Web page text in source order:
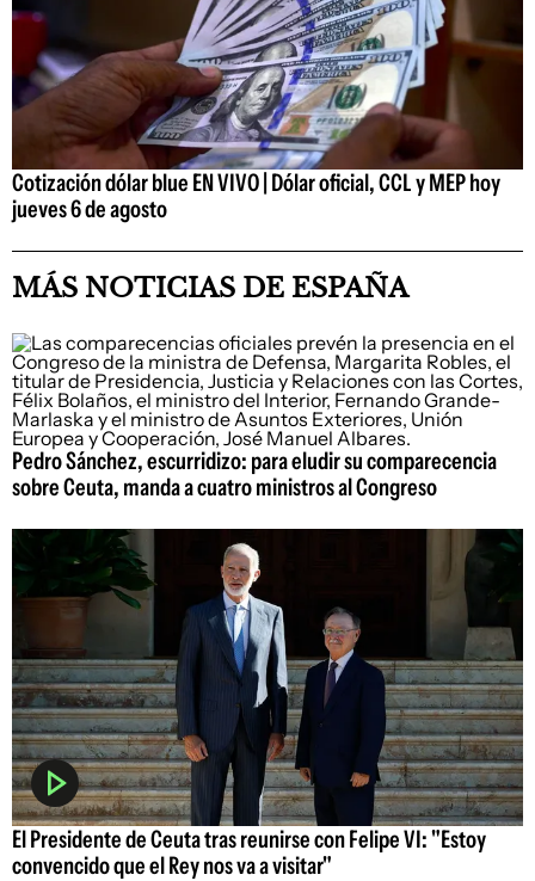
Cotización dólar blue EN VIVO | Dólar oficial, CCL y MEP hoy
jueves 6 de agosto
MÁS NOTICIAS DE ESPAÑA
Pedro Sánchez, escurridizo: para eludir su comparecencia
sobre Ceuta, manda a cuatro ministros al Congreso
El Presidente de Ceuta tras reunirse con Felipe VI: "Estoy
convencido que el Rey nos va a visitar"